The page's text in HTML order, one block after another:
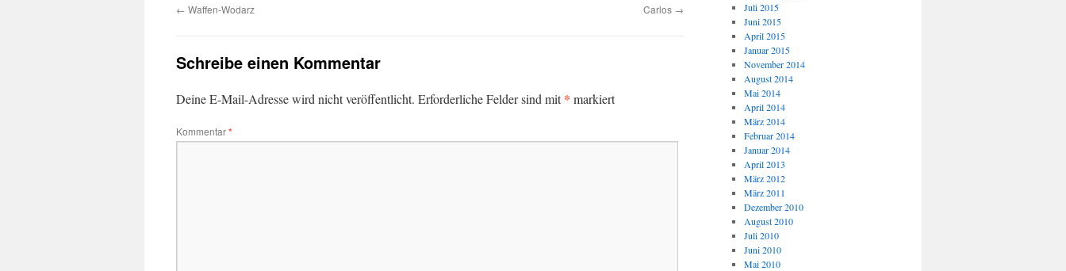
← Waffen-Wodarz Carlos →
Schreibe einen Kommentar
Deine E-Mail-Adresse wird nicht veröffentlicht. Erforderliche Felder sind mit* markiert
Kommentar*
Juli 2015
Juni 2015
April 2015
Januar 2015
November 2014
August 2014
Mai 2014
April 2014
März 2014
Februar 2014
Januar 2014
April 2013
März 2012
März 2011
Dezember 2010
August 2010
Juli 2010
Juni 2010
Mai 2010